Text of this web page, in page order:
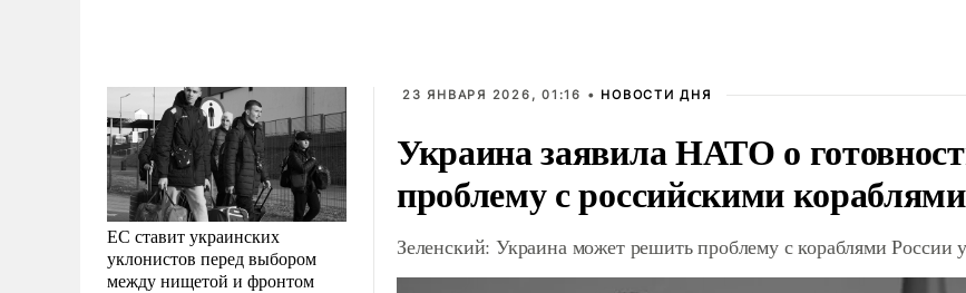
ЕС ставит украинских
уклонистов перед выбором
между нищетой и фронтом
23 ЯНВАРЯ 2026, 01:16 • НОВОСТИ ДНЯ
Украина заявила НАТО о
проблему с российскими
Зеленский: Украина может решить проблему с кораблями России